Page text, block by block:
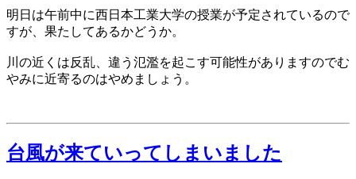
明日は午前中に西日本工業大学の授業が予定されているので
すが、果たしてあるかどうか。
川の近くは反乱、違う氾濫を起こす可能性がありますのでむ
やみに近寄るのはやめましょう。
台風が来ていってしまいました